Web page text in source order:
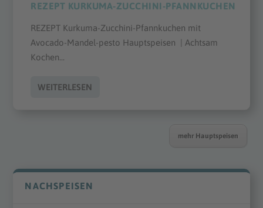
REZEPT KURKUMA-ZUCCHINI-PFANNKUCHEN
REZEPT Kurkuma-Zucchini-Pfannkuchen mit
Avocado-Mandel-pesto Hauptspeisen | Achtsam
Kochen...
WEITERLESEN
mehr Hauptspeisen
NACHSPEISEN